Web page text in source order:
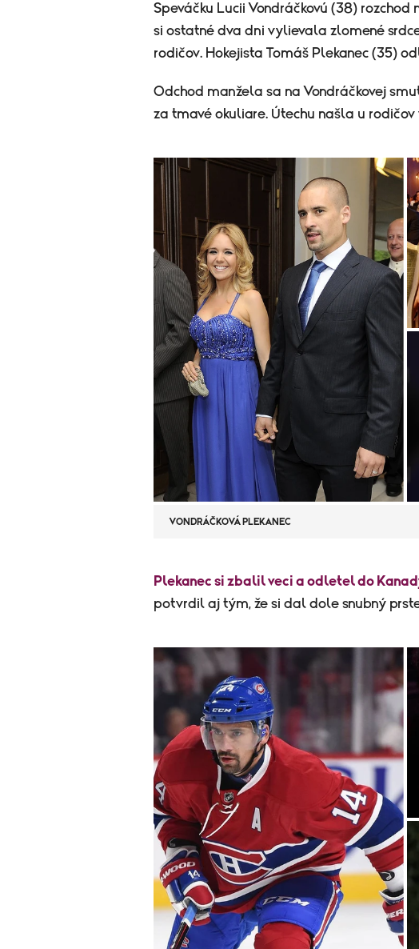
Speváčku Lucii Vondráčkovú (38)
si ostatné dva dni vylievala zlomené
rodičov. Hokejista Tomáš Plekanec (35)
Odchod manžela sa na Vondráčkovej
za tmavé okuliare. Útechu našla u
VONDRÁČKOVÁ PLEKANEC
Plekanec si zbalil veci a odletel do
potvrdil aj tým, že si dal dole snubný